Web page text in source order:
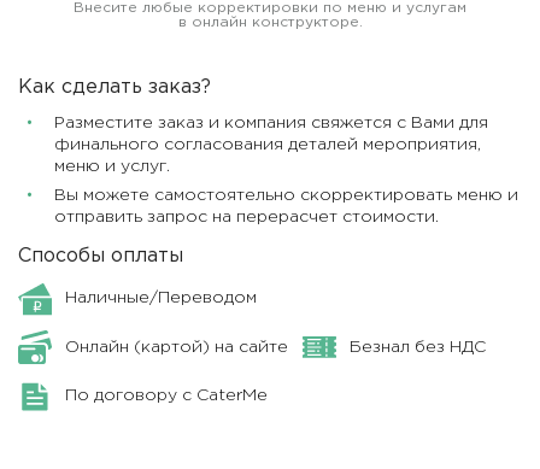
Внесите любые корректировки по меню и услугам
в онлайн конструкторе.
Как сделать заказ?
Разместите заказ и компания свяжется с Вами для
финального согласования деталей мероприятия,
меню и услуг.
Вы можете самостоятельно скорректировать меню и
отправить запрос на перерасчет стоимости.
Способы оплаты
Наличные/Переводом
Онлайн (картой) на сайте Безнал без НДС
По договору с CaterMe